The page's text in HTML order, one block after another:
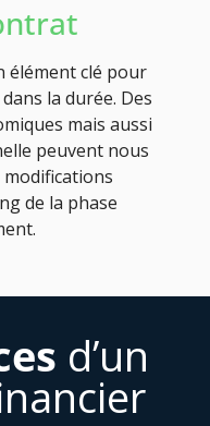
élément clé pour
la durée. Des
mais aussi
peuvent nous
de la phase
d’un